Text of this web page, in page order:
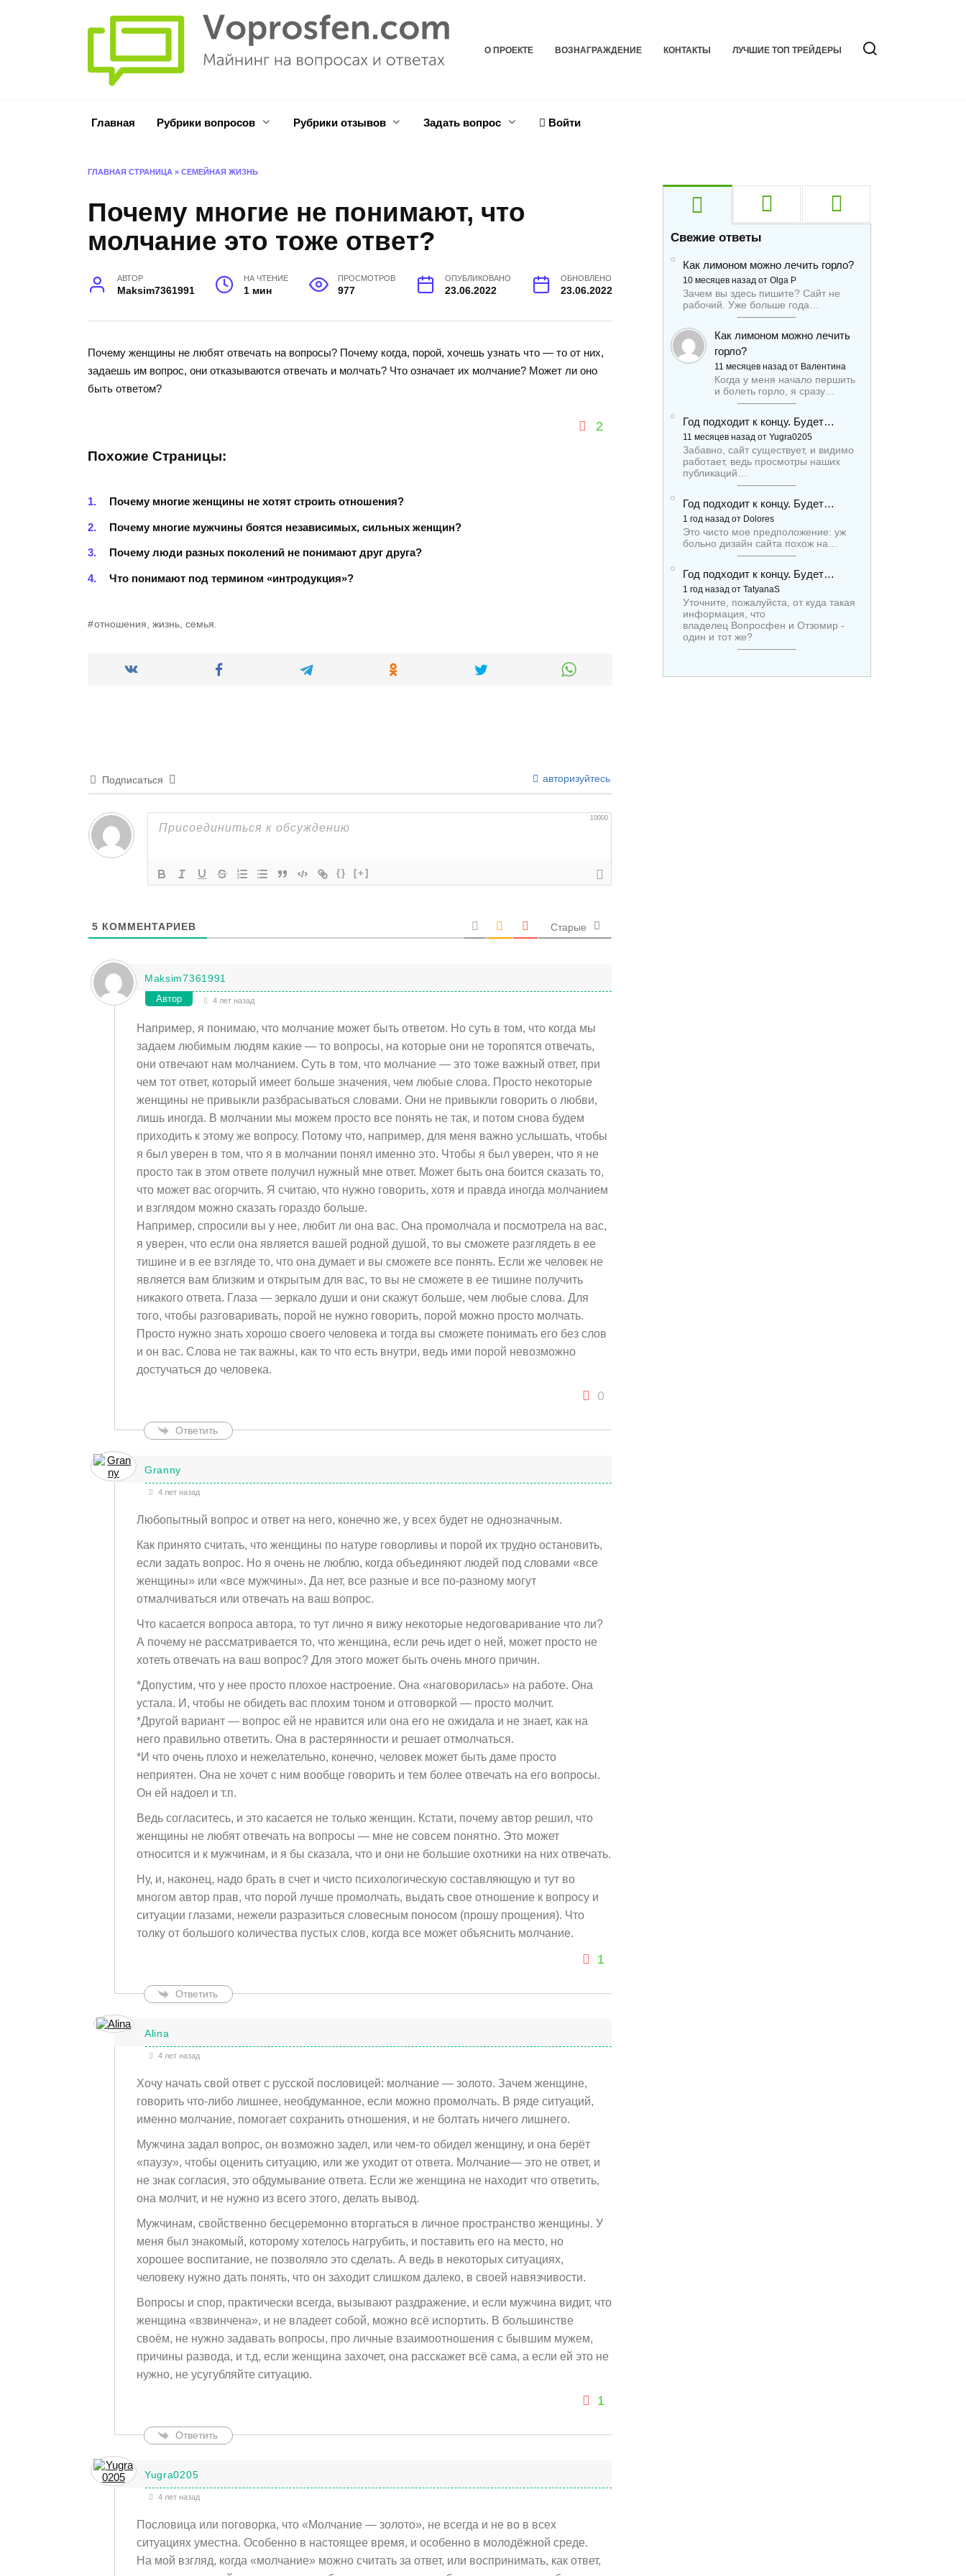
О ПРОЕКТЕ ВОЗНАГРАЖДЕНИЕ КОНТАКТЫ ЛУЧШИЕ ТОП ТРЕЙДЕРЫ
Главная Рубрики вопросов Рубрики отзывов Задать вопрос Войти
ГЛАВНАЯ СТРАНИЦА » СЕМЕЙНАЯ ЖИЗНЬ
Почему многие не понимают, что
молчание это тоже ответ?
АВТОР
Maksim7361991
НА ЧТЕНИЕ
1 мин
ПРОСМОТРОВ
977
ОПУБЛИКОВАНО
23.06.2022
ОБНОВЛЕНО
23.06.2022
Почему женщины не любят отвечать на вопросы? Почему когда, порой, хочешь узнать что — то от них,
задаешь им вопрос, они отказываются отвечать и молчать? Что означает их молчание? Может ли оно
быть ответом?
2
Похожие Страницы:
Почему многие женщины не хотят строить отношения?
Почему многие мужчины боятся независимых, сильных женщин?
Почему люди разных поколений не понимают друг друга?
Что понимают под термином «интродукция»?
отношения, жизнь, семья.
Подписаться авторизуйтесь
10000
{} [+]
5 КОММЕНТАРИЕВ Старые
Maksim7361991
Автор 4 лет назад
Например, я понимаю, что молчание может быть ответом. Но суть в том, что когда мы
задаем любимым людям какие — то вопросы, на которые они не торопятся отвечать,
они отвечают нам молчанием. Суть в том, что молчание — это тоже важный ответ, при
чем тот ответ, который имеет больше значения, чем любые слова. Просто некоторые
женщины не привыкли разбрасываться словами. Они не привыкли говорить о любви,
лишь иногда. В молчании мы можем просто все понять не так, и потом снова будем
приходить к этому же вопросу. Потому что, например, для меня важно услышать, чтобы
я был уверен в том, что я в молчании понял именно это. Чтобы я был уверен, что я не
просто так в этом ответе получил нужный мне ответ. Может быть она боится сказать то,
что может вас огорчить. Я считаю, что нужно говорить, хотя и правда иногда молчанием
и взглядом можно сказать гораздо больше.
Например, спросили вы у нее, любит ли она вас. Она промолчала и посмотрела на вас,
я уверен, что если она является вашей родной душой, то вы сможете разглядеть в ее
тишине и в ее взгляде то, что она думает и вы сможете все понять. Если же человек не
является вам близким и открытым для вас, то вы не сможете в ее тишине получить
никакого ответа. Глаза — зеркало души и они скажут больше, чем любые слова. Для
того, чтобы разговаривать, порой не нужно говорить, порой можно просто молчать.
Просто нужно знать хорошо своего человека и тогда вы сможете понимать его без слов
и он вас. Слова не так важны, как то что есть внутри, ведь ими порой невозможно
достучаться до человека.
0
Ответить
Granny
4 лет назад
Любопытный вопрос и ответ на него, конечно же, у всех будет не однозначным.
Как принято считать, что женщины по натуре говорливы и порой их трудно остановить,
если задать вопрос. Но я очень не люблю, когда объединяют людей под словами «все
женщины» или «все мужчины». Да нет, все разные и все по-разному могут
отмалчиваться или отвечать на ваш вопрос.
Что касается вопроса автора, то тут лично я вижу некоторые недоговаривание что ли?
А почему не рассматривается то, что женщина, если речь идет о ней, может просто не
хотеть отвечать на ваш вопрос? Для этого может быть очень много причин.
*Допустим, что у нее просто плохое настроение. Она «наговорилась» на работе. Она
устала. И, чтобы не обидеть вас плохим тоном и отговоркой — просто молчит.
*Другой вариант — вопрос ей не нравится или она его не ожидала и не знает, как на
него правильно ответить. Она в растерянности и решает отмолчаться.
*И что очень плохо и нежелательно, конечно, человек может быть даме просто
неприятен. Она не хочет с ним вообще говорить и тем более отвечать на его вопросы.
Он ей надоел и т.п.
Ведь согласитесь, и это касается не только женщин. Кстати, почему автор решил, что
женщины не любят отвечать на вопросы — мне не совсем понятно. Это может
относится и к мужчинам, и я бы сказала, что и они не большие охотники на них отвечать.
Ну, и, наконец, надо брать в счет и чисто психологическую составляющую и тут во
многом автор прав, что порой лучше промолчать, выдать свое отношение к вопросу и
ситуации глазами, нежели разразиться словесным поносом (прошу прощения). Что
толку от большого количества пустых слов, когда все может объяснить молчание.
1
Ответить
Alina
4 лет назад
Хочу начать свой ответ с русской пословицей: молчание — золото. Зачем женщине,
говорить что-либо лишнее, необдуманное, если можно промолчать. В ряде ситуаций,
именно молчание, помогает сохранить отношения, и не болтать ничего лишнего.
Мужчина задал вопрос, он возможно задел, или чем-то обидел женщину, и она берёт
«паузу», чтобы оценить ситуацию, или же уходит от ответа. Молчание— это не ответ, и
не знак согласия, это обдумывание ответа. Если же женщина не находит что ответить,
она молчит, и не нужно из всего этого, делать вывод.
Мужчинам, свойственно бесцеремонно вторгаться в личное пространство женщины. У
меня был знакомый, которому хотелось нагрубить, и поставить его на место, но
хорошее воспитание, не позволяло это сделать. А ведь в некоторых ситуациях,
человеку нужно дать понять, что он заходит слишком далеко, в своей навязчивости.
Вопросы и спор, практически всегда, вызывают раздражение, и если мужчина видит, что
женщина «взвинчена», и не владеет собой, можно всё испортить. В большинстве
своём, не нужно задавать вопросы, про личные взаимоотношения с бывшим мужем,
причины развода, и т.д, если женщина захочет, она расскажет всё сама, а если ей это не
нужно, не усугубляйте ситуацию.
1
Ответить
Yugra0205
4 лет назад
Пословица или поговорка, что «Молчание — золото», не всегда и не во в всех
ситуациях уместна. Особенно в настоящее время, и особенно в молодёжной среде.
На мой взгляд, когда «молчание» можно считать за ответ, или воспринимать, как ответ,
Свежие ответы
Как лимоном можно лечить горло?
10 месяцев назад от Olga P
Зачем вы здесь пишите? Сайт не
рабочий. Уже больше года…
Как лимоном можно лечить
горло?
11 месяцев назад от Валентина
Когда у меня начало першить
и болеть горло, я сразу…
Год подходит к концу. Будет…
11 месяцев назад от Yugra0205
Забавно, сайт существует, и видимо
работает, ведь просмотры наших
публикаций…
Год подходит к концу. Будет…
1 год назад от Dolores
Это чисто мое предположение: уж
больно дизайн сайта похож на…
Год подходит к концу. Будет…
1 год назад от TatyanaS
Уточните, пожалуйста, от куда такая
информация, что
владелец Вопросфен и Отзомир -
один и тот же?